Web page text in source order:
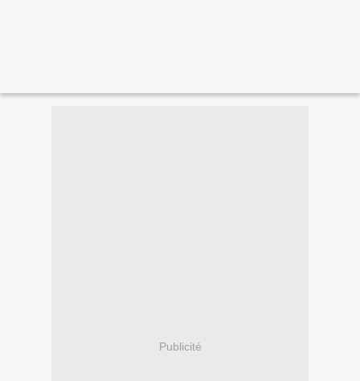
Publicité